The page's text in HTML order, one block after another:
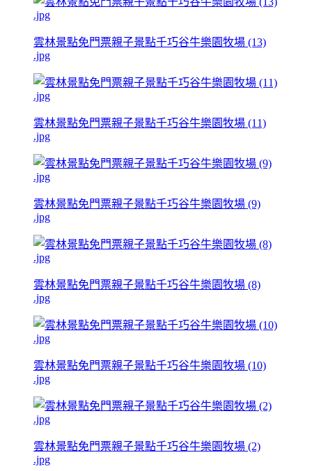
雲林景點免門票親子景點千巧谷牛樂園牧場 (13)
.jpg
雲林景點免門票親子景點千巧谷牛樂園牧場 (11)
.jpg
雲林景點免門票親子景點千巧谷牛樂園牧場 (9)
.jpg
雲林景點免門票親子景點千巧谷牛樂園牧場 (8)
.jpg
雲林景點免門票親子景點千巧谷牛樂園牧場 (10)
.jpg
雲林景點免門票親子景點千巧谷牛樂園牧場 (2)
.jpg